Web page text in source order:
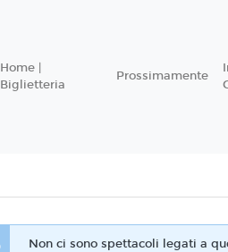
Home |
Biglietteria
Prossimamente
Non ci sono spettacoli legati a